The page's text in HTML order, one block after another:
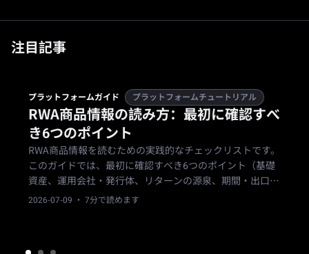
注目記事
プラットフォームガイド プラットフォームチュートリアル
RWA商品情報の読み方：最初に確認すべ
き6つのポイント
RWA商品情報を読むための実践的なチェックリストです。
このガイドでは、最初に確認すべき6つのポイント（基礎
資産、運用会社・発行体、リターンの源泉、期間・出口の
条件、主なリスク、自分への適合性）を順に説明します。
2026-07-09 · 7分で読めます